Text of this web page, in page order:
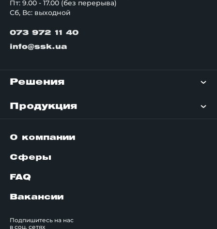
Пт: 9.00 - 17.00 (без перерыва)
Сб, Вс: выходной
073 972 11 40
info@ssk.ua
Решения
Продукция
О компании
Сферы
FAQ
Вакансии
Подпишитесь на нас
в соц. сетях